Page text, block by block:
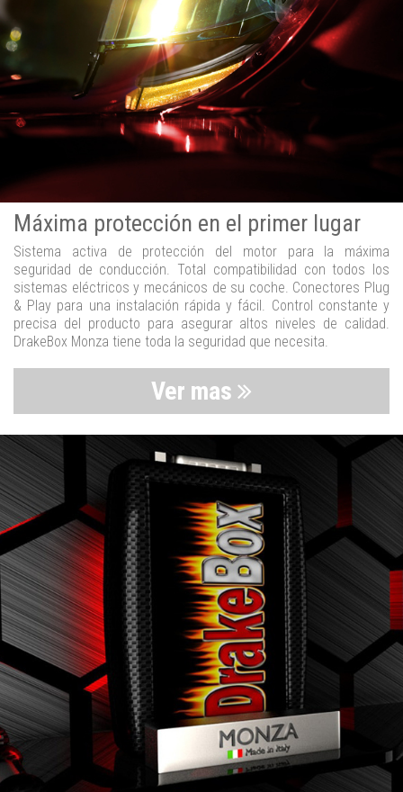
Máxima protección en el primer lugar
Sistema activa de protección del motor para la máxima
seguridad de conducción. Total compatibilidad con todos los
sistemas eléctricos y mecánicos de su coche. Conectores Plug
& Play para una instalación rápida y fácil. Control constante y
precisa del producto para asegurar altos niveles de calidad.
DrakeBox Monza tiene toda la seguridad que necesita.
Ver mas